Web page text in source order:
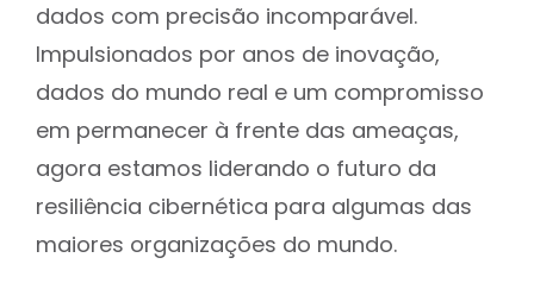
dados com precisão incomparável.
Impulsionados por anos de inovação,
dados do mundo real e um compromisso
em permanecer à frente das ameaças,
agora estamos liderando o futuro da
resiliência cibernética para algumas das
maiores organizações do mundo.